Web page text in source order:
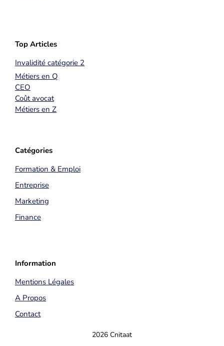
Top Articles
Invalidité catégorie 2
Métiers en Q
CEO
Coût avocat
Métiers en Z
Catégories
Formation & Emploi
Entreprise
Marketing
Finance
Information
Mentions Légales
A Propos
Contact
2026 Cnitaat